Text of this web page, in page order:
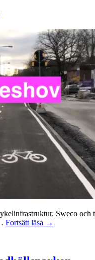
Sweco
Fortsätt läsa →